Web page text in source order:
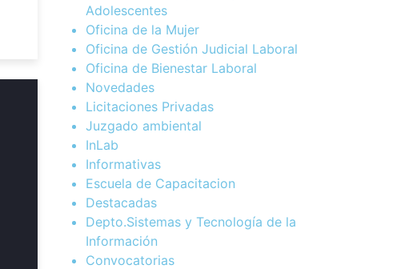
Adolescentes
Oficina de la Mujer
Oficina de Gestión Judicial Laboral
Oficina de Bienestar Laboral
Novedades
Licitaciones Privadas
Juzgado ambiental
InLab
Informativas
Escuela de Capacitacion
Destacadas
Depto.Sistemas y Tecnología de la
Información
Convocatorias